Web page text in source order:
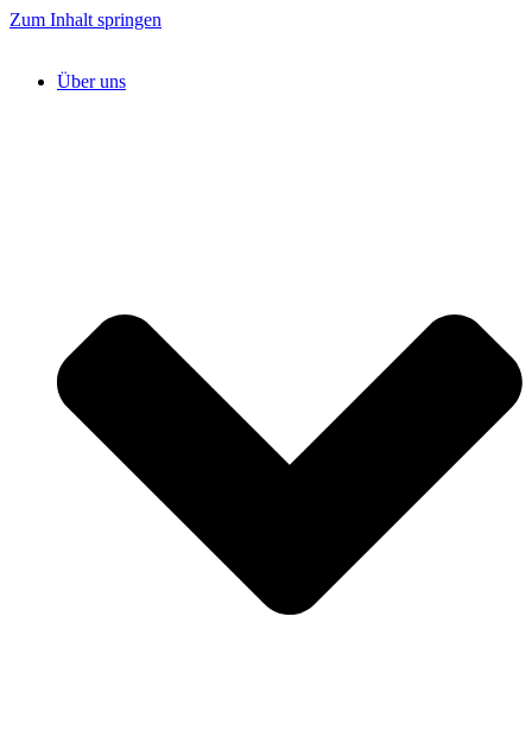
Zum Inhalt springen
Über uns